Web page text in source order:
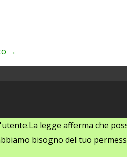
→
legge afferma che
bisogno del tuo